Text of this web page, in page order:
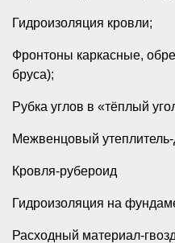
Гидроизоляция кровли;
Фронтоны каркасные,
бруса);
Рубка углов в «тёплый
Межвенцовый
Кровля-рубероид
Гидроизоляция на
Расходный материал-